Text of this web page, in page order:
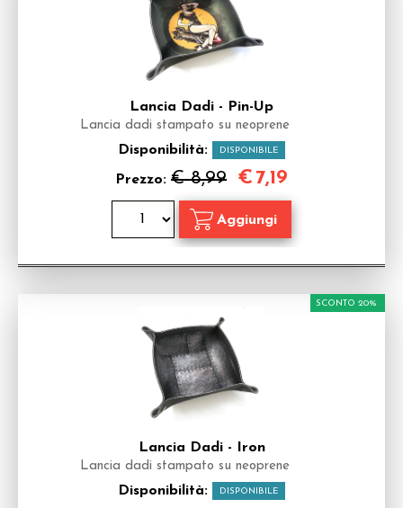
Lancia Dadi - Pin-Up
Lancia dadi stampato su neoprene
Disponibilità: DISPONIBILE
Prezzo: € 8,99 € 7,19
Lancia Dadi - Iron
Lancia dadi stampato su neoprene
Disponibilità: DISPONIBILE
SCONTO 20%